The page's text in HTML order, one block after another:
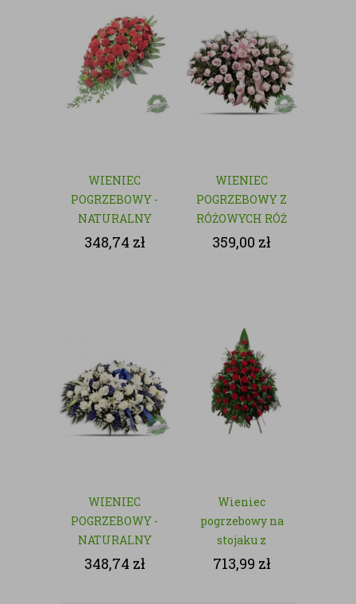
WIENIEC
POGRZEBOWY -
NATURALNY
348,74 zł
WIENIEC
POGRZEBOWY Z
RÓŻOWYCH RÓŻ
- NATURALNY
359,00 zł
WIENIEC
POGRZEBOWY -
NATURALNY
348,74 zł
Wieniec
pogrzebowy na
stojaku z
czerwonych róż
713,99 zł